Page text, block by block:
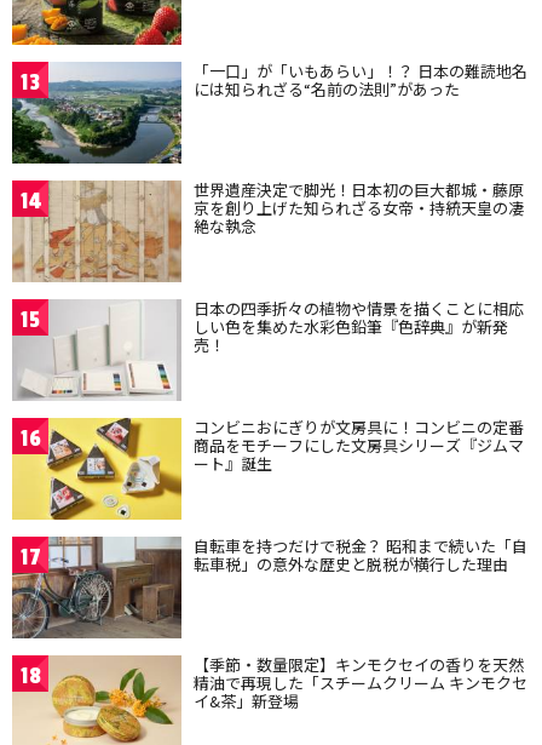
13 「一口」が「いもあらい」！？ 日本の難読地名
には知られざる“名前の法則”があった
14 世界遺産決定で脚光！日本初の巨大都城・藤原
京を創り上げた知られざる女帝・持統天皇の凄
絶な執念
15 日本の四季折々の植物や情景を描くことに相応
しい色を集めた水彩色鉛筆『色辞典』が新発
売！
16 コンビニおにぎりが文房具に！コンビニの定番
商品をモチーフにした文房具シリーズ『ジムマ
ート』誕生
17 自転車を持つだけで税金？ 昭和まで続いた「自
転車税」の意外な歴史と脱税が横行した理由
18 【季節・数量限定】キンモクセイの香りを天然
精油で再現した「スチームクリーム キンモクセ
イ&茶」新登場